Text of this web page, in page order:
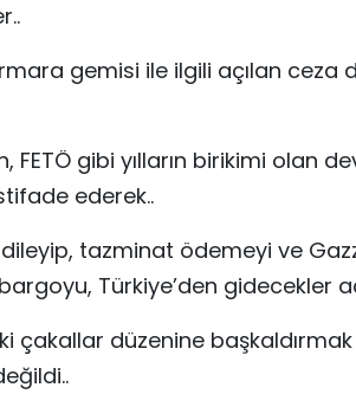
gemisi ile ilgili açılan ceza
FETÖ gibi yılların birikimi olan
ederek..
tazminat ödemeyi ve
Türkiye’den gidecekler
çakallar düzenine başkaldırmak